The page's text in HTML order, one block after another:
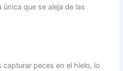
que se aleja de las
capturar peces en el hielo, lo